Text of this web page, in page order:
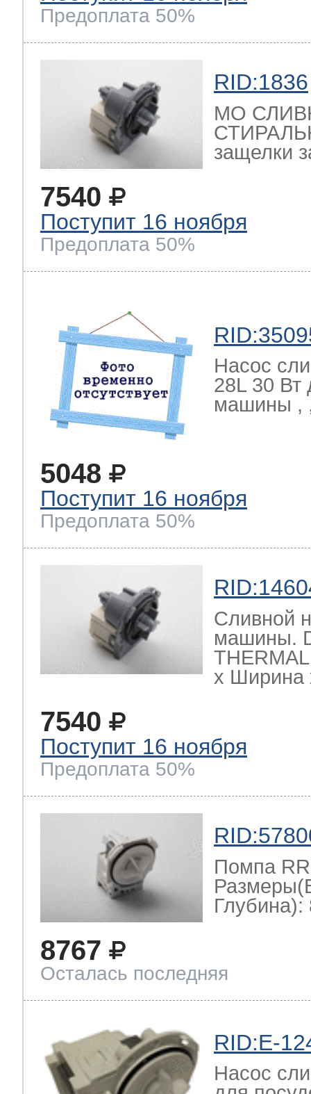
Предоплата 50%
RID:1836
МО
защелки
7540
Поступит 16 ноября
Предоплата 50%
Насос
28L 30 Вт
машины ,
5048
Поступит 16 ноября
Предоплата 50%
Сливной
машины.
х Ширина
7540
Поступит 16 ноября
Предоплата 50%
Помпа
Глубина):
8767
Осталась последняя
RID:E-
Насос